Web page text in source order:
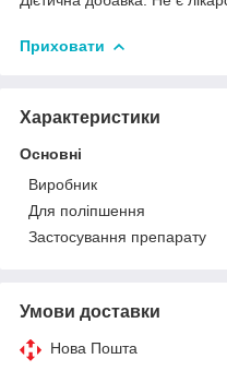
Приховати
Характеристики
Основні
Виробник
Для поліпшення
Застосування препарату
Умови доставки
Нова Пошта